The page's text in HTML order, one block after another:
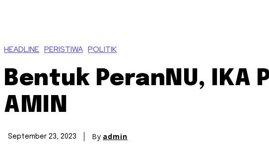
HEADLINE PERISTIWA POLITIK
Bentuk PeranNU, IKA
AMIN
September 23, 2023 By admin